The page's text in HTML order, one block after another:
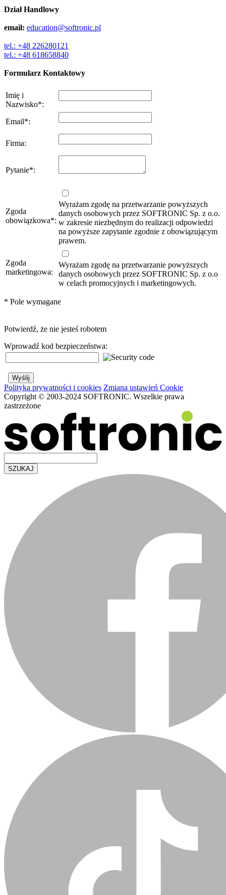
Dział Handlowy
email: education@softronic.pl
tel.: +48 226280121
tel.: +48 618658840
Formularz Kontaktowy
Imię i
Nazwisko*:
Email*:
Firma:
Pytanie*:
Zgoda
obowiązkowa*:
Wyrażam zgodę na przetwarzanie powyższych
danych osobowych przez SOFTRONIC Sp. z o.o.
w zakresie niezbędnym do realizacji odpowiedzi
na powyższe zapytanie zgodnie z obowiązującym
prawem.
Zgoda
marketingowa:
Wyrażam zgodę na przetwarzanie powyższych
danych osobowych przez SOFTRONIC Sp. z o.o
w celach promocyjnych i marketingowych.
* Pole wymagane
Potwierdź, że nie jesteś robotem
Wprowadź kod bezpieczeństwa:
Polityka prywatności i cookies Zmiana ustawień Cookie
Copyright © 2003-2024 SOFTRONIC. Wszelkie prawa
zastrzeżone